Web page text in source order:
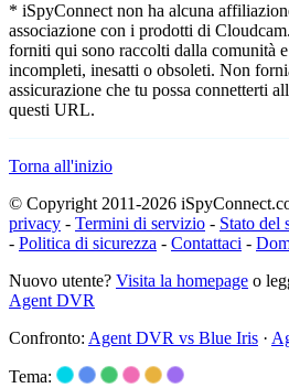
* iSpyConnect non ha alcuna
associazione con i prodotti di
forniti qui sono raccolti dalla comunità e
incompleti, inesatti o obsoleti. Non
assicurazione che tu possa connetterti
questi URL.
Torna all'inizio
© Copyright 2011-2026
privacy - Termini di servizio - Stato del
- Politica di sicurezza - Contattaci -
Nuovo utente? Visita la homepage o
Agent DVR
Confronto: Agent DVR vs Blue Iris ·
Tema: